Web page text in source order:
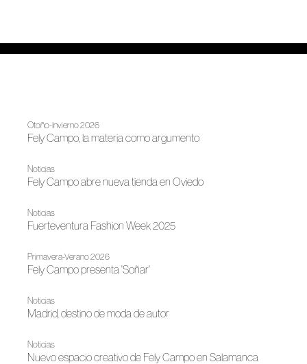
Otoño-Invierno 2026
Fely Campo, la materia como argumento
Noticias
Fely Campo abre nueva tienda en Oviedo
Noticias
Fuerteventura Fashion Week 2025
Primavera-Verano 2026
Fely Campo presenta 'Soñar'
Noticias
Madrid, destino de moda de autor
Noticias
Nuevo espacio creativo de Fely Campo en Salamanca